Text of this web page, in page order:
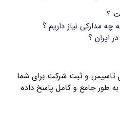
؟
مدارکی نیاز داریم ؟
ایران ؟
تاسیس و ثبت شرکت برای شما
طور جامع و کامل پاسخ داده